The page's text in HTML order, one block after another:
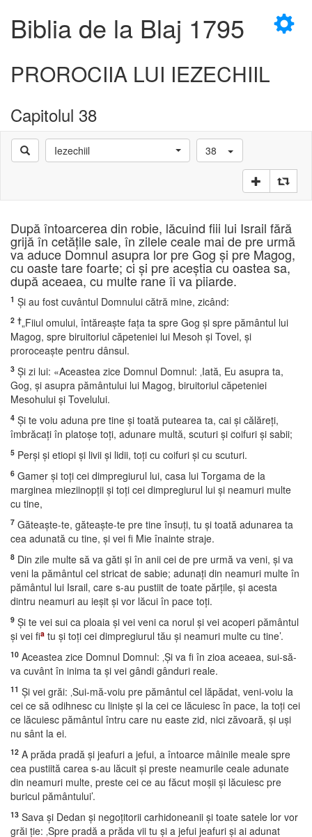
×
Biblia de la Blaj 1795
PROROCIIA LUI IEZECHIIL
Capitolul 38
Iezechiil 38
După întoarcerea din robie, lăcuind fiii lui Israil fără
grijă în cetăţile sale, în zilele ceale mai de pre urmă
va aduce Domnul asupra lor pre Gog şi pre Magog,
cu oaste tare foarte; ci şi pre aceştia cu oastea sa,
după aceaea, cu multe rane îi va piiarde.
1 Şi au fost cuvântul Domnului cătră mine, zicând:
2 †„Fiiul omului, întăreaşte faţa ta spre Gog şi spre pământul lui
Magog, spre biruitoriul căpeteniei lui Mesoh şi Tovel, şi
proroceaşte pentru dânsul.
3 Şi zi lui: «Aceastea zice Domnul Domnul: ‚Iată, Eu asupra ta,
Gog, şi asupra pământului lui Magog, biruitoriul căpeteniei
Mesohului şi Tovelului.
4 Şi te voiu aduna pre tine şi toată putearea ta, cai şi călăreţi,
îmbrăcaţi în platoşe toţi, adunare multă, scuturi şi coifuri şi sabii;
5 Perşi şi etiopi şi livii şi lidii, toţi cu coifuri şi cu scuturi.
6 Gamer şi toţi cei dimpregiurul lui, casa lui Torgama de la
marginea mieziinopţii şi toţi cei dimpregiurul lui şi neamuri multe
cu tine,
7 Găteaşte-te, găteaşte-te pre tine însuţi, tu şi toată adunarea ta
cea adunată cu tine, şi vei fi Mie înainte straje.
8 Din zile multe să va găti şi în anii cei de pre urmă va veni, şi va
veni la pământul cel stricat de sabie; adunaţi din neamuri multe în
pământul lui Israil, care s-au pustiit de toate părţile, şi acesta
dintru neamuri au ieşit şi vor lăcui în pace toţi.
9 Şi te vei sui ca ploaia şi vei veni ca norul şi vei acoperi pământul
şi vei fia tu şi toţi cei dimpregiurul tău şi neamuri multe cu tine’.
10 Aceastea zice Domnul Domnul: ‚Şi va fi în zioa aceaea, sui-să-
va cuvânt în inima ta şi vei gândi gânduri reale.
11 Şi vei grăi: ‚Sui-mă-voiu pre pământul cel lăpădat, veni-voiu la
cei ce să odihnesc cu linişte şi la cei ce lăcuiesc în pace, la toţi cei
ce lăcuiesc pământul întru care nu easte zid, nici zăvoară, şi uşi
nu sânt la ei.
12 A prăda pradă şi jeafuri a jefui, a întoarce mâinile meale spre
cea pustiită carea s-au lăcuit şi preste neamurile ceale adunate
din neamuri multe, preste cei ce au făcut moşii şi lăcuiesc pre
buricul pământului’.
13 Sava şi Dedan şi negoţitorii carhidoneanii şi toate satele lor vor
grăi ţie: ‚Spre pradă a prăda vii tu şi a jefui jeafuri şi ai adunat